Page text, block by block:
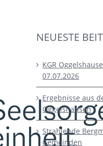
NEUESTE
KGR
07.07.2026
Ergebnisse aus
Oggelshausen
Strahlende
Gemeinden